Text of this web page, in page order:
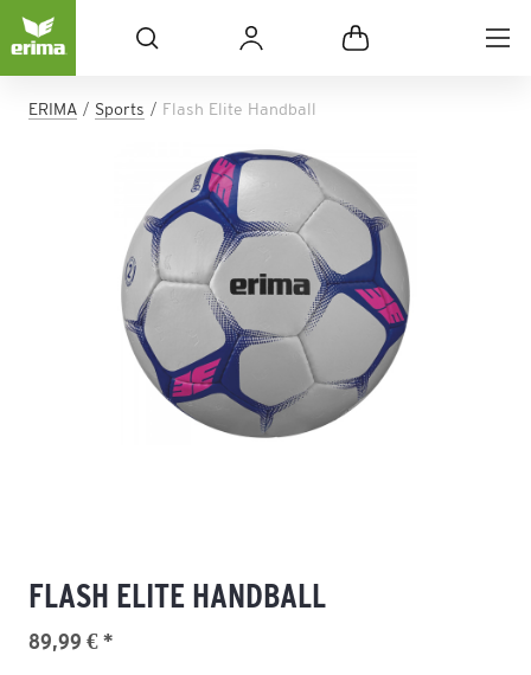
ERIMA Sports Flash Elite Handball
FLASH ELITE HANDBALL
89,99 € *